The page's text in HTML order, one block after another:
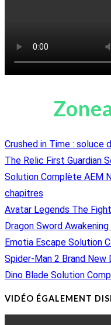
Crushed in Time : soluce
The Relic First Guardian
Solution Complète AEM
chapitres
Avatar Legends The
Dragon Sword
Emotia Escape Solution
Spider-Man 2 Brand
Dino Blade Solution
VIDÉO ÉGALEMENT